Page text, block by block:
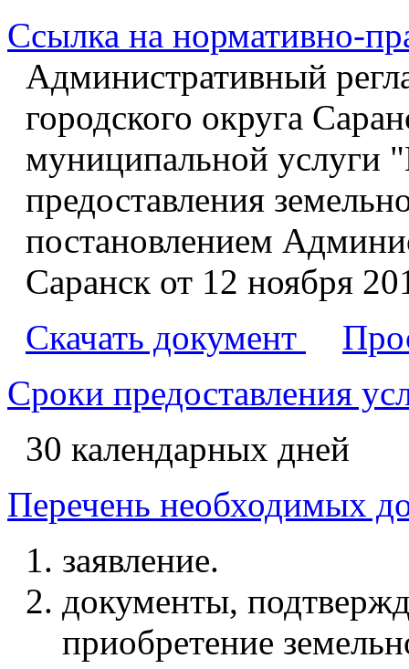
Ссылка на нормативно-
Административный
городского округа
муниципальной услуги
предоставления
постановлением
Саранск от 12 ноября
Скачать документ
Сроки предоставления
30 календарных дней
Перечень необходимых
заявление.
документы,
приобретение